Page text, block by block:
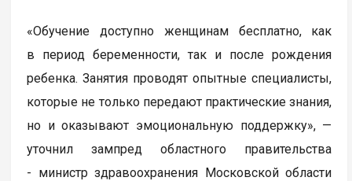
«Обучение доступно женщинам бесплатно, как
в период беременности, так и после рождения
ребенка. Занятия проводят опытные специалисты,
которые не только передают практические знания,
но и оказывают эмоциональную поддержку», —
уточнил зампред областного правительства
- министр здравоохранения Московской области